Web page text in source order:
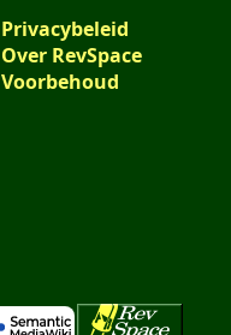
Privacybeleid
Over RevSpace
Voorbehoud